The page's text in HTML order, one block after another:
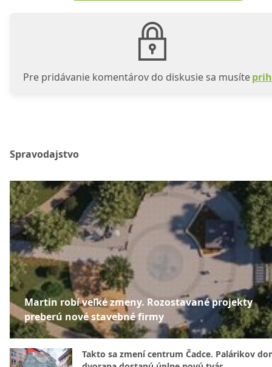
Pre pridávanie komentárov do diskusie sa musíte
Spravodajstvo
Martin robí veľké zmeny. Rozostavané projekty
preberú nové stavebné firmy
Takto sa zmení centrum Čadce. Palárikov